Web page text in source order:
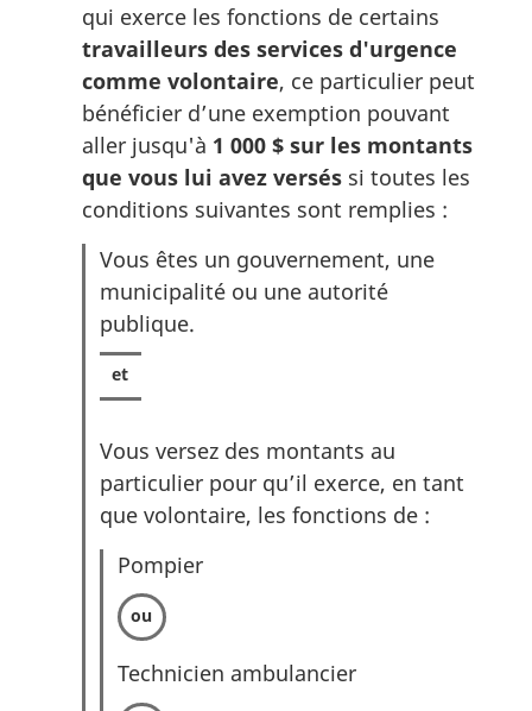
qui exerce les fonctions de certains
travailleurs des services d'urgence
comme volontaire, ce particulier peut
bénéficier d’une exemption pouvant
aller jusqu'à 1 000 $ sur les montants
que vous lui avez versés si toutes les
conditions suivantes sont remplies :
Vous êtes un gouvernement, une
municipalité ou une autorité
publique.
Vous versez des montants au
particulier pour qu’il exerce, en tant
que volontaire, les fonctions de :
Pompier
Technicien ambulancier